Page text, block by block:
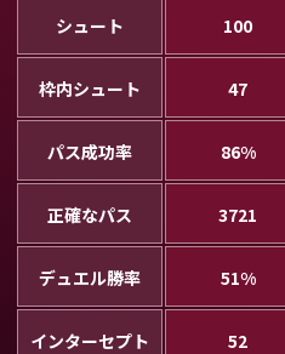
シュート 100
枠内シュート 47
パス成功率 86%
正確なパス 3721
デュエル勝率 51%
インターセプト 52